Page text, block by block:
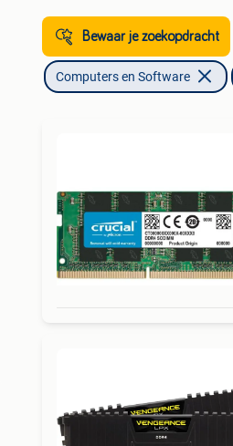
Bewaar je zoekopdracht
Computers en Software